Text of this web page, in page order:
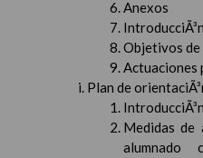
Anexos
IntroducciÃ³n
Objetivos de
Actuaciones
Plan de
IntroducciÃ³n
Medidas de
alumnado